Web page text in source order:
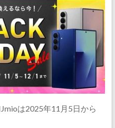
は2025年11月5日から